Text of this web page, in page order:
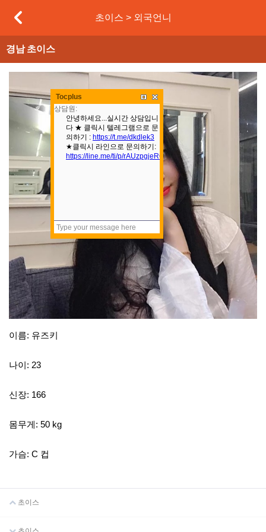
초이스 > 외국언니
경남 초이스
이름: 유즈키
나이: 23
신장: 166
몸무게: 50 kg
가슴: C 컵
초이스
Tocplus